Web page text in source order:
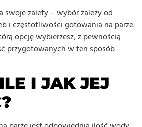
swoje zalety – wybór zależy od
i częstotliwości gotowania na parze.
opcję wybierzesz, z pewnością
przygotowanych w ten sposób
I JAK JEJ